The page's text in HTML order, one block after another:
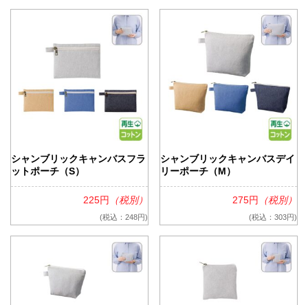
シャンブリックキャンバスフラ
ットポーチ（S）
225円 （税別）
(税込：248円)
シャンブリックキャンバスデイ
リーポーチ（M）
275円 （税別）
(税込：303円)